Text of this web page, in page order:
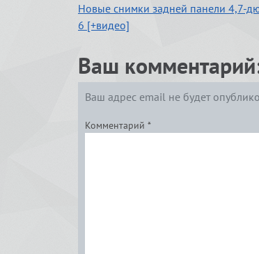
Новые снимки задней панели 4,7-
6 [+видео]
Ваш
Ваш адрес email не будет
Комментарий *